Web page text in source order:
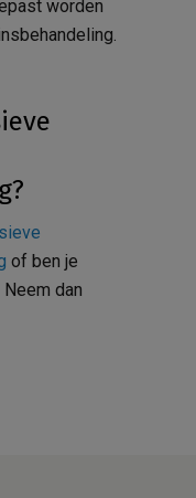
worden
of ben je
dan